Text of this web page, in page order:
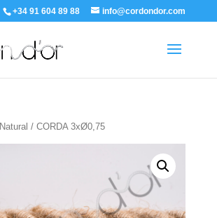
+34 91 604 89 88 info@cordondor.com
Natural / CORDA 3xØ0,75